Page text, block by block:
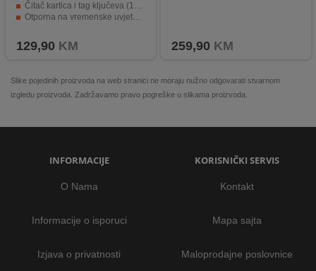
Čitač kartica i tag ključeva (125 kHz)
Otporna na vremenske uvjete (IP68)
129,90 KM 259,90 KM
Slike pojedinih proizvoda na web stranici ne moraju nužno odgovarati stvarnom
izgledu proizvoda. Zadržavamo pravo pogreške u slikama proizvoda.
INFORMACIJE
O Nama
Informacije o isporuci
Izjava o privatnosti
KORISNIČKI SERVIS
Kontakt
Mapa sajta
Maloprodajne poslovnice